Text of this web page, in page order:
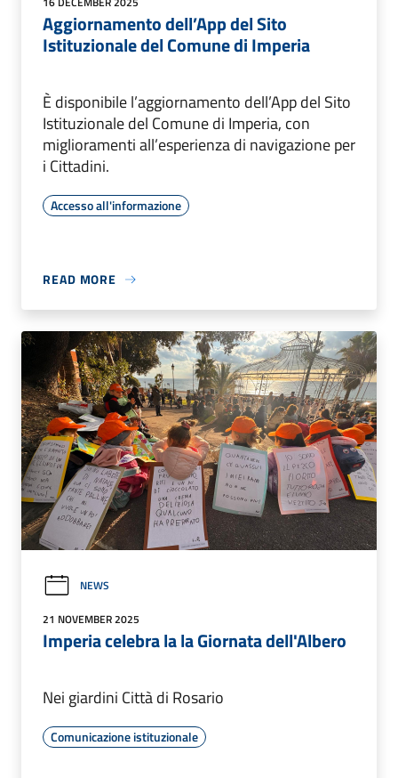
Aggiornamento dell’App del Sito
Istituzionale del Comune di Imperia
È disponibile l’aggiornamento dell’App del Sito
Istituzionale del Comune di Imperia, con
miglioramenti all’esperienza di navigazione per
i Cittadini.
Accesso all'informazione
READ MORE
NEWS
21 NOVEMBER 2025
Imperia celebra la la Giornata dell'Albero
Nei giardini Città di Rosario
Comunicazione istituzionale